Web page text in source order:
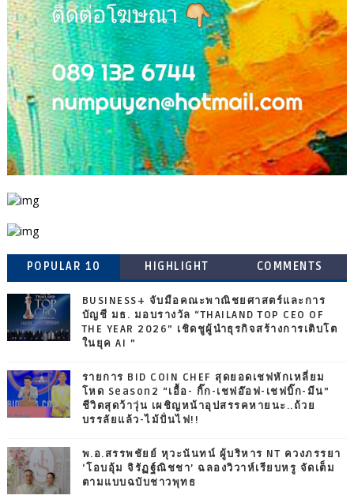
POPULAR 10 HIGHLIGHT COMMENTS
BUSINESS+ จับมือคณะพาณิชยศาสตร์และการ
บัญชี มธ. มอบรางวัล “THAILAND TOP CEO OF
THE YEAR 2026” เชิดชูผู้นำธุรกิจสร้างการเติบโต
ในยุค AI ”
รายการ BID COIN CHEF สุดยอดเชฟหักเหลี่ยม
โหด Season2 “เอื้อ- กิ๊ก-เชฟอ๊อฟ-เชฟบิ๊ก-มีน”
ชีวิตสุดว้าวุ่น เผชิญหน้าอุปสรรคหายนะ..ถ้วย
บรรลัยแล้ว-ไม้ปั่นไฟ!!
พ.อ.สรรพชัยย์ หุวะนันทน์ ผู้บริหาร NT ควงภรรยา
‘โอบอุ้ม จิรัฏฐ์ณิชชา’ ฉลองวิวาห์เรียบหรู จัดเต็ม
ตามแบบฉบับชาวพุทธ